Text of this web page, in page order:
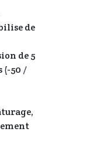
de
de 5
(-50 /